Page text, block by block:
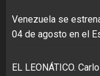
Venezuela se
04 de agosto en el
EL LEONÁTICO.